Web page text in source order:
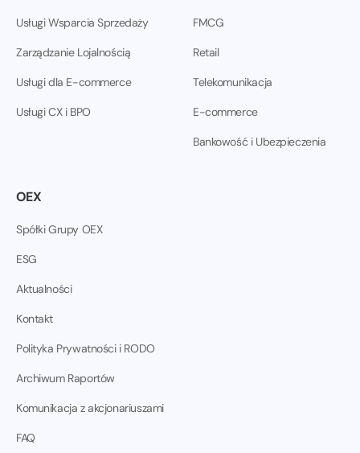
Usługi Wsparcia Sprzedaży
Zarządzanie Lojalnością
Usługi dla E-commerce
Usługi CX i BPO
FMCG
Retail
Telekomunikacja
E-commerce
Bankowość i Ubezpieczenia
OEX
Spółki Grupy OEX
ESG
Aktualności
Kontakt
Polityka Prywatności i RODO
Archiwum Raportów
Komunikacja z akcjonariuszami
FAQ